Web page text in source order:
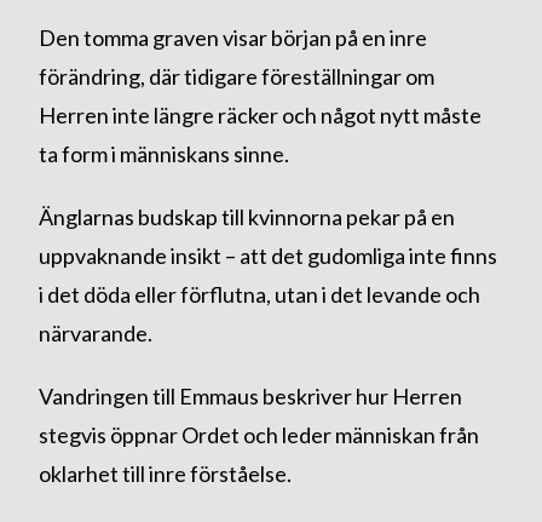
Den tomma graven visar början på en inre
förändring, där tidigare föreställningar om
Herren inte längre räcker och något nytt måste
ta form i människans sinne.
Änglarnas budskap till kvinnorna pekar på en
uppvaknande insikt – att det gudomliga inte finns
i det döda eller förflutna, utan i det levande och
närvarande.
Vandringen till Emmaus beskriver hur Herren
stegvis öppnar Ordet och leder människan från
oklarhet till inre förståelse.